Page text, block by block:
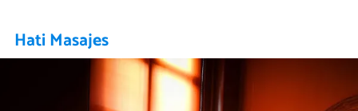
Hati Masajes